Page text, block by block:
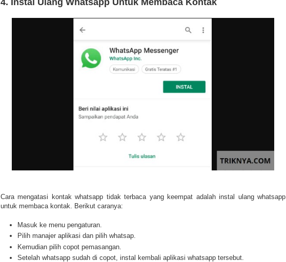
4. Instal Ulang Whatsapp Untuk Membaca Kontak
Cara mengatasi kontak whatsapp tidak terbaca yang keempat adalah instal ulang whatsapp
untuk membaca kontak. Berikut caranya:
Masuk ke menu pengaturan.
Pilih manajer aplikasi dan pilih whatsap.
Kemudian pilih copot pemasangan.
Setelah whatsapp sudah di copot, instal kembali aplikasi whatsapp tersebut.